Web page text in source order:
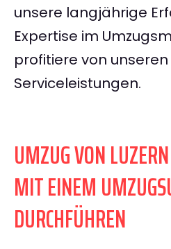
unsere langjährige
Expertise im
profitiere von
Serviceleistungen.
UMZUG VON
MIT EINEM
DURCHFÜHREN